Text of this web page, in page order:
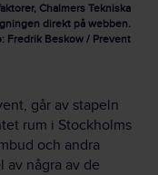
Chalmers Tekniska
direkt på webben.
Fredrik Beskow / Prevent
går av stapeln
rum i Stockholms
och andra
av några av de